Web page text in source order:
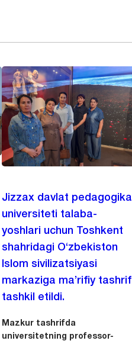
Jizzax davlat pedagogika
universiteti talaba-
yoshlari uchun Toshkent
shahridagi O‘zbekiston
Islom sivilizatsiyasi
markaziga ma’rifiy tashrif
tashkil etildi.
Mazkur tashrifda
universitetning professor-